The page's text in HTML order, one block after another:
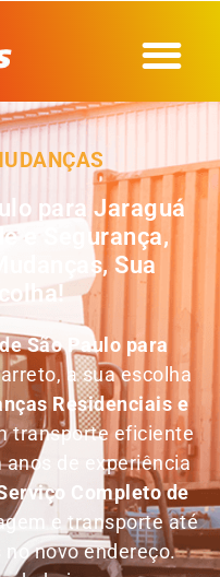
para Jaraguá
e Segurança,
Sua
São Paulo para
a sua escolha
Residenciais e
transporte eficiente
de experiência
Completo de
e transporte até
novo endereço.